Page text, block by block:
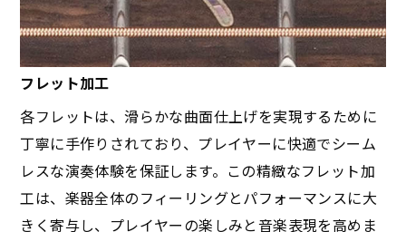
​フレット加工
各フレットは、滑らかな曲面仕上げを実現するために
丁寧に手作りされており、プレイヤーに快適でシーム
レスな演奏体験を保証します。この精緻なフレット加
工は、楽器全体のフィーリングとパフォーマンスに大
きく寄与し、プレイヤーの楽しみと音楽表現を高めま